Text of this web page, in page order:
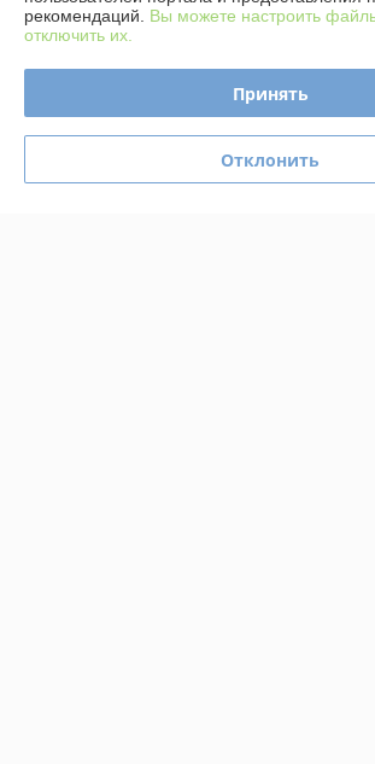
379 отзывов за всё время
рекомендаций. Вы можете настроить
отключить их.
Принять
Отклонить